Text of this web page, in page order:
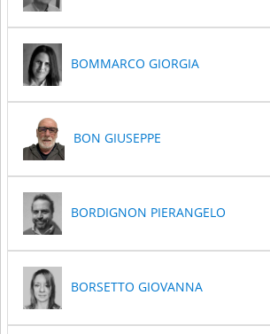
BOMMARCO GIORGIA
BON GIUSEPPE
BORDIGNON PIERANGELO
BORSETTO GIOVANNA